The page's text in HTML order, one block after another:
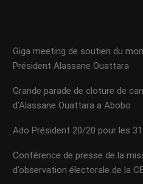
Giga meeting de soutien du
Président Alassane Ouattara
Grande parade de cloture de
d’Alassane Ouattara a Abobo
Ado Président 20/20 pour les
Conférence de presse de la
d’observation électorale de la